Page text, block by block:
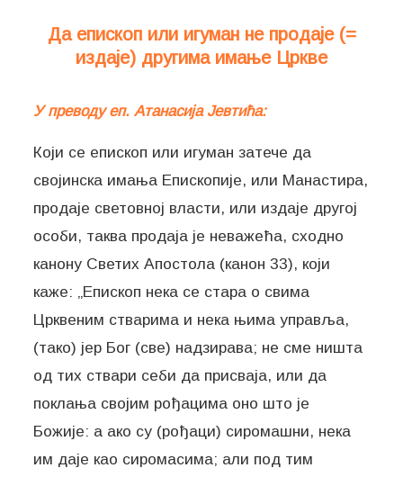
Да епископ или игуман не продаје (=
издаје) другима имање Цркве
У преводу еп. Атанасија Јевтића:
Који се епископ или игуман затече да
својинска имања Епископије, или Манастира,
продаје световној власти, или издаје другој
особи, таква продаја је неважећа, сходно
канону Светих Апостола (канон 33), који
каже: „Епископ нека се стара о свима
Црквеним стварима и нека њима управља,
(тако) јер Бог (све) надзирава; не сме ништа
од тих ствари себи да присваја, или да
поклања својим рођацима оно што је
Божије: а ако су (рођаци) сиромашни, нека
им даје као сиромасима; али под тим